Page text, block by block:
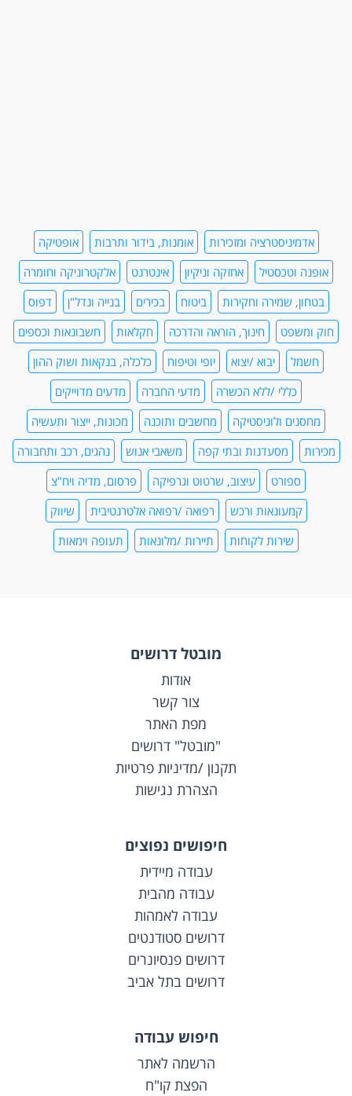
אדמיניסטרציה ומזכירות אומנות, בידור ותרבות
אופטיקה
אופנה וטכסטיל
אחזקה וניקיון אינטרנט
אלקטרוניקה וחומרה
בטחון, שמירה וחקירות
ביטוח בכירים בנייה ונדל"ן
דפוס
חוק ומשפט
חינוך, הוראה והדרכה חקלאות
חשבונאות וכספים
חשמל
יבוא /יצוא יופי וטיפוח
כלכלה, בנקאות ושוק ההון
כללי /ללא הכשרה
מדעי החברה
מדעים מדוייקים
מחסנים ולוגיסטיקה
מחשבים ותוכנה
מכונות, ייצור ותעשיה
מכירות
מסעדנות ובתי קפה משאבי אנוש
נהגים, רכב ותחבורה
ספורט
עיצוב, שרטוט וגרפיקה
פרסום, מדיה ויח"צ
קמעונאות ורכש
רפואה /רפואה אלטרנטיבית
שיווק
שירות לקוחות
תיירות /מלונאות תעופה וימאות
מובטל דרושים
אודות
צור קשר
מפת האתר
"מובטל" דרושים
תקנון /מדיניות פרטיות
הצהרת נגישות
חיפושים נפוצים
עבודה מיידית
עבודה מהבית
עבודה לאמהות
דרושים סטודנטים
דרושים פנסיונרים
דרושים בתל אביב
חיפוש עבודה
הרשמה לאתר
הפצת קו"ח